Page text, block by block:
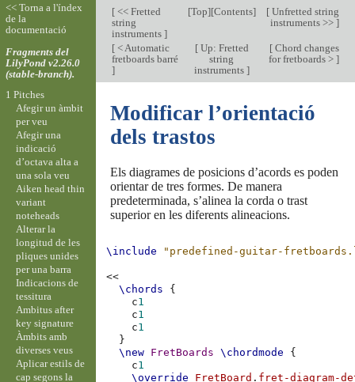
[<< Fretted
string
instruments ]
[Top][Contents] [Unfretted string
instruments >> ]
[< Automatic
fretboards barré
]
[Up: Fretted
string
instruments ]
[Chord changes
for fretboards > ]
Modificar l’orientació
dels trastos
Els diagrames de posicions d’acords es poden
orientar de tres formes. De manera
predeterminada, s’alinea la corda o trast
superior en les diferents alineacions.
\include "predefined-guitar-
<<
\chords
{
c1
c1
c1
}
\new FretBoards \chordmode
{
c1
\override
FretBoard . fret-diagram-
<< Torna a l'índex
de la
documentació
Fragments del
LilyPond v2.26.0
(stable-branch).
1 Pitches
Afegir un àmbit
per veu
Afegir una
indicació
d’octava alta a
una sola veu
Aiken head thin
variant
noteheads
Alterar la
longitud de les
pliques unides
per una barra
Indicacions de
tessitura
Ambitus after
key signature
Àmbits amb
diverses veus
Aplicar estils de
cap segons la